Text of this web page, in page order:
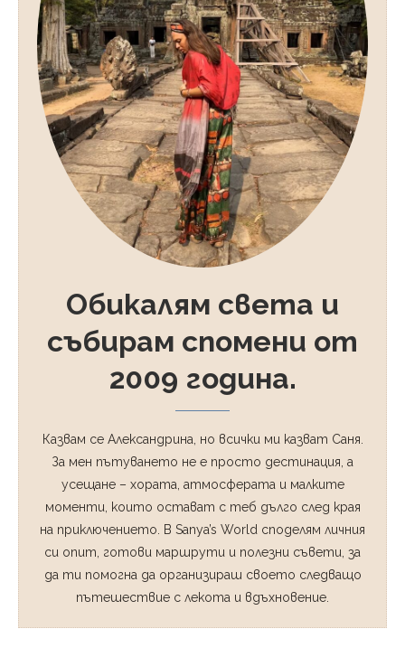
Обикалям света и
събирам спомени от
2009 година.
Казвам се Александрина, но всички ми казват Саня.
За мен пътуването не е просто дестинация, а
усещане – хората, атмосферата и малките
моменти, които остават с теб дълго след края
на приключението. В Sanya’s World споделям личния
си опит, готови маршрути и полезни съвети, за
да ти помогна да организираш своето следващо
пътешествие с лекота и вдъхновение.